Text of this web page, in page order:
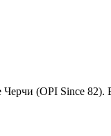
(OPI Since 82).